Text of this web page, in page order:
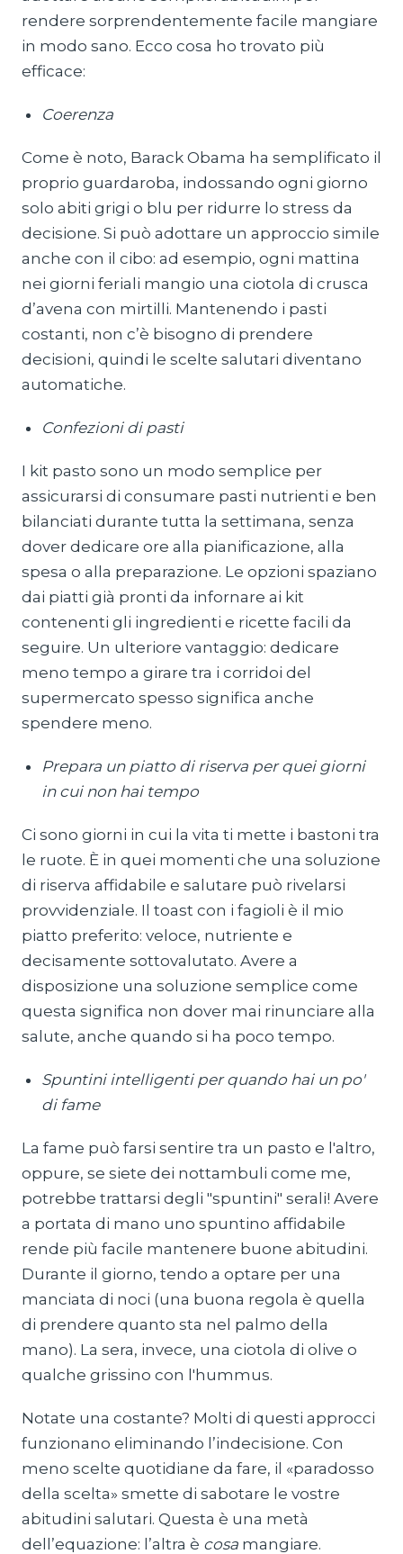
rendere sorprendentemente facile mangiare
in modo sano. Ecco cosa ho trovato più
efficace:
Coerenza
Come è noto, Barack Obama ha semplificato il
proprio guardaroba, indossando ogni giorno
solo abiti grigi o blu per ridurre lo stress da
decisione. Si può adottare un approccio simile
anche con il cibo: ad esempio, ogni mattina
nei giorni feriali mangio una ciotola di crusca
d’avena con mirtilli. Mantenendo i pasti
costanti, non c’è bisogno di prendere
decisioni, quindi le scelte salutari diventano
automatiche.
Confezioni di pasti
I kit pasto sono un modo semplice per
assicurarsi di consumare pasti nutrienti e ben
bilanciati durante tutta la settimana, senza
dover dedicare ore alla pianificazione, alla
spesa o alla preparazione. Le opzioni spaziano
dai piatti già pronti da infornare ai kit
contenenti gli ingredienti e ricette facili da
seguire. Un ulteriore vantaggio: dedicare
meno tempo a girare tra i corridoi del
supermercato spesso significa anche
spendere meno.
Prepara un piatto di riserva per quei giorni
in cui non hai tempo
Ci sono giorni in cui la vita ti mette i bastoni tra
le ruote. È in quei momenti che una soluzione
di riserva affidabile e salutare può rivelarsi
provvidenziale. Il toast con i fagioli è il mio
piatto preferito: veloce, nutriente e
decisamente sottovalutato. Avere a
disposizione una soluzione semplice come
questa significa non dover mai rinunciare alla
salute, anche quando si ha poco tempo.
Spuntini intelligenti per quando hai un po'
di fame
La fame può farsi sentire tra un pasto e l'altro,
oppure, se siete dei nottambuli come me,
potrebbe trattarsi degli "spuntini" serali! Avere
a portata di mano uno spuntino affidabile
rende più facile mantenere buone abitudini.
Durante il giorno, tendo a optare per una
manciata di noci (una buona regola è quella
di prendere quanto sta nel palmo della
mano). La sera, invece, una ciotola di olive o
qualche grissino con l'hummus.
Notate una costante? Molti di questi approcci
funzionano eliminando l’indecisione. Con
meno scelte quotidiane da fare, il «paradosso
della scelta» smette di sabotare le vostre
abitudini salutari. Questa è una metà
dell’equazione: l’altra è cosa mangiare.